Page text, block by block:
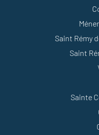
Saint Rémy
Saint
Sainte